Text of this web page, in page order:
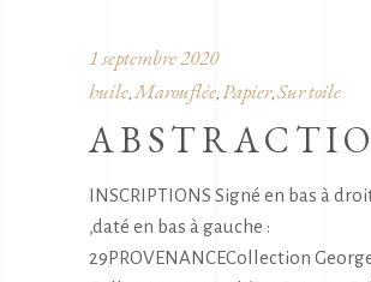
1 septembre 2020
huile,Marouflée, Papier, Sur toile
INSCRIPTIONS Signé en bas à
,daté en bas à gauche :
29PROVENANCECollection